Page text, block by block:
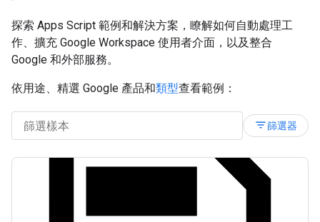
探索 Apps Script 範例和解決方案，瞭解如何自動處理工
作、擴充 Google Workspace 使用者介面，以及整合
Google 和外部服務。
依用途、精選 Google 產品和類型查看範例：
filter_list篩選器